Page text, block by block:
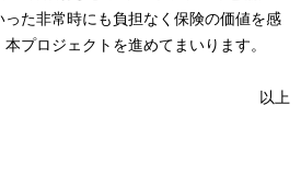
た非常時にも負担なく保険の価値を感
プロジェクトを進めてまいります。
以上